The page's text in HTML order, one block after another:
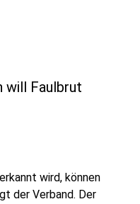
will Faulbrut
wird, können
der Verband. Der